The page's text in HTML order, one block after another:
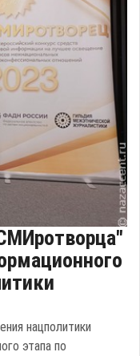
нацполитики
этапа по